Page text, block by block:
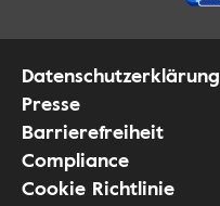
Datenschutzerklärung
Presse
Barrierefreiheit
Compliance
Cookie Richtlinie